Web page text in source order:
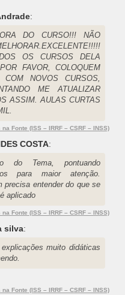
:
DO CURSO!!! NÃO
OS CURSOS DELA
FAVOR, COLOQUEM
NOVOS CURSOS,
ME ATUALIZAR
ASSIM. AULAS CURTAS
Fonte (ISS – IRRF – CSRF – INSS)
COSTA:
do Tema, pontuando
para maior atenção.
precisa entender do que se
aplicado
Fonte (ISS – IRRF – CSRF – INSS)
silva:
muito didáticas
Fonte (ISS – IRRF – CSRF – INSS)